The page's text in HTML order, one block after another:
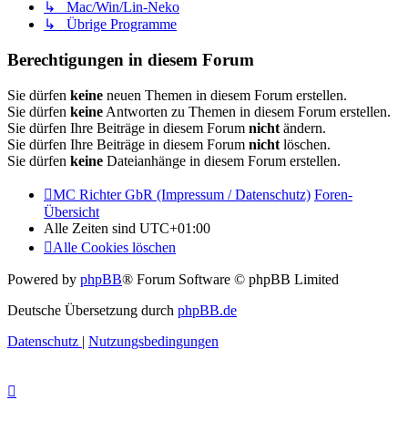
↳ Mac/Win/Lin-Neko
↳ Übrige Programme
Berechtigungen in diesem Forum
Sie dürfen keine neuen Themen in diesem Forum erstellen.
Sie dürfen keine Antworten zu Themen in diesem Forum erstellen.
Sie dürfen Ihre Beiträge in diesem Forum nicht ändern.
Sie dürfen Ihre Beiträge in diesem Forum nicht löschen.
Sie dürfen keine Dateianhänge in diesem Forum erstellen.
MC Richter GbR (Impressum / Datenschutz) Foren-
Übersicht
Alle Zeiten sind UTC+01:00
Alle Cookies löschen
Powered by phpBB® Forum Software © phpBB Limited
Deutsche Übersetzung durch phpBB.de
Datenschutz | Nutzungsbedingungen